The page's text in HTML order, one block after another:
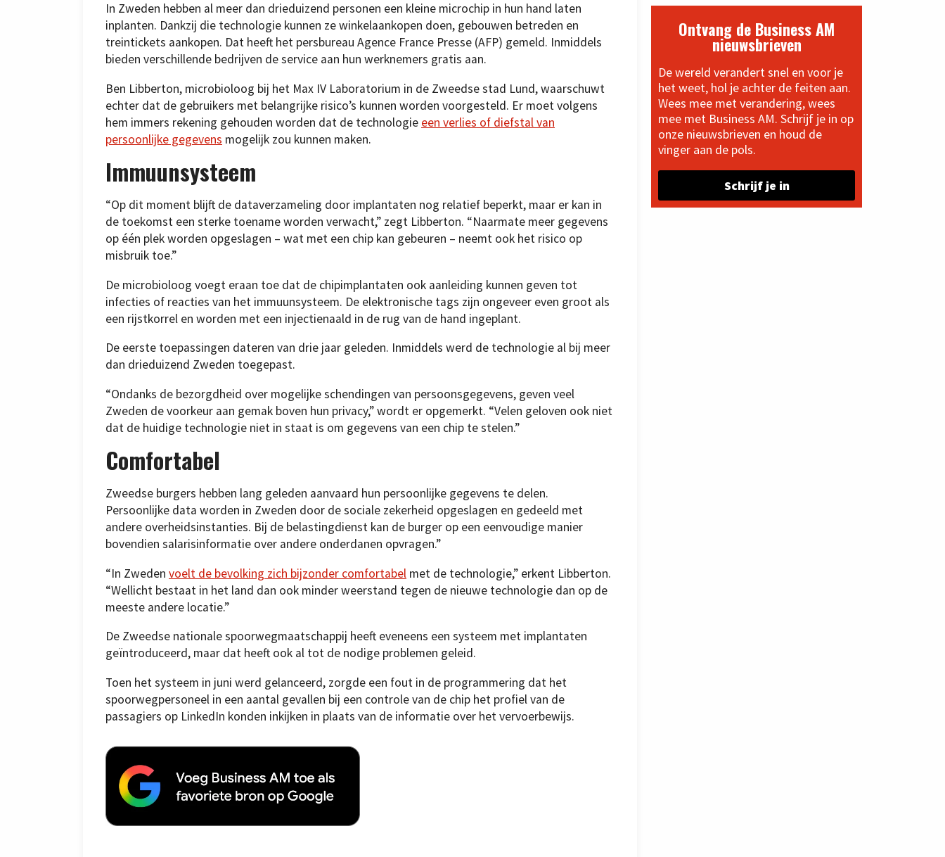
In Zweden hebben al meer dan drieduizend personen een kleine microchip in hun hand laten
inplanten. Dankzij die technologie kunnen ze winkelaankopen doen, gebouwen betreden en
treintickets aankopen. Dat heeft het persbureau Agence France Presse (AFP) gemeld. Inmiddels
bieden verschillende bedrijven de service aan hun werknemers gratis aan.
Ben Libberton, microbioloog bij het Max IV Laboratorium in de Zweedse stad Lund, waarschuwt
echter dat de gebruikers met belangrijke risico’s kunnen worden voorgesteld. Er moet volgens
hem immers rekening gehouden worden dat de technologie een verlies of diefstal van
persoonlijke gegevens mogelijk zou kunnen maken.
Immuunsysteem
“Op dit moment blijft de dataverzameling door implantaten nog relatief beperkt, maar er kan in
de toekomst een sterke toename worden verwacht,” zegt Libberton. “Naarmate meer gegevens
op één plek worden opgeslagen – wat met een chip kan gebeuren – neemt ook het risico op
misbruik toe.”
De microbioloog voegt eraan toe dat de chipimplantaten ook aanleiding kunnen geven tot
infecties of reacties van het immuunsysteem. De elektronische tags zijn ongeveer even groot als
een rijstkorrel en worden met een injectienaald in de rug van de hand ingeplant.
De eerste toepassingen dateren van drie jaar geleden. Inmiddels werd de technologie al bij meer
dan drieduizend Zweden toegepast.
“Ondanks de bezorgdheid over mogelijke schendingen van persoonsgegevens, geven veel
Zweden de voorkeur aan gemak boven hun privacy,” wordt er opgemerkt. “Velen geloven ook niet
dat de huidige technologie niet in staat is om gegevens van een chip te stelen.”
Comfortabel
Zweedse burgers hebben lang geleden aanvaard hun persoonlijke gegevens te delen.
Persoonlijke data worden in Zweden door de sociale zekerheid opgeslagen en gedeeld met
andere overheidsinstanties. Bij de belastingdienst kan de burger op een eenvoudige manier
bovendien salarisinformatie over andere onderdanen opvragen.”
“In Zweden voelt de bevolking zich bijzonder comfortabel met de technologie,” erkent Libberton.
“Wellicht bestaat in het land dan ook minder weerstand tegen de nieuwe technologie dan op de
meeste andere locatie.”
De Zweedse nationale spoorwegmaatschappij heeft eveneens een systeem met implantaten
geïntroduceerd, maar dat heeft ook al tot de nodige problemen geleid.
Toen het systeem in juni werd gelanceerd, zorgde een fout in de programmering dat het
spoorwegpersoneel in een aantal gevallen bij een controle van de chip het profiel van de
passagiers op LinkedIn konden inkijken in plaats van de informatie over het vervoerbewijs.
Ontvang de Business AM
nieuwsbrieven
De wereld verandert snel en voor je
het weet, hol je achter de feiten aan.
Wees mee met verandering, wees
mee met Business AM. Schrijf je in op
onze nieuwsbrieven en houd de
vinger aan de pols.
Schrijf je in